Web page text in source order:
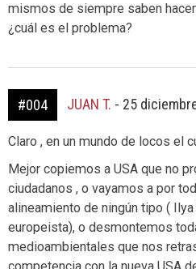
mismos de siempre saben
¿cuál es el problema?
#004 JUAN T. - 25
Claro , en un mundo de locos el
Mejor copiemos a USA que no
ciudadanos , o vayamos a por
alineamiento de ningún tipo (
europeista), o desmontemos
medioambientales que nos